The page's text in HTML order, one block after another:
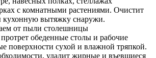
с комнатными растениями. Очистит
кухонную вытяжку снаружи.
от пыли столешницы
обеденные столы и рабочие
поверхности сухой и влажной тряпкой.
удалит жирные и въевшиеся